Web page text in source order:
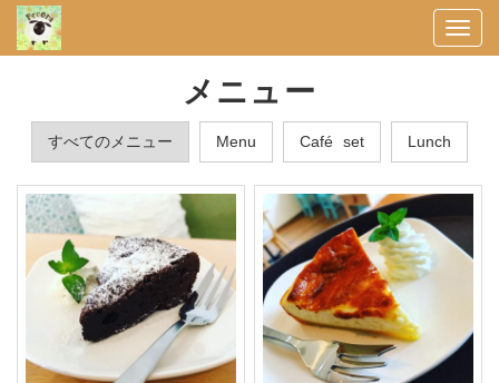
メニュー
すべてのメニュー Menu Café set Lunch